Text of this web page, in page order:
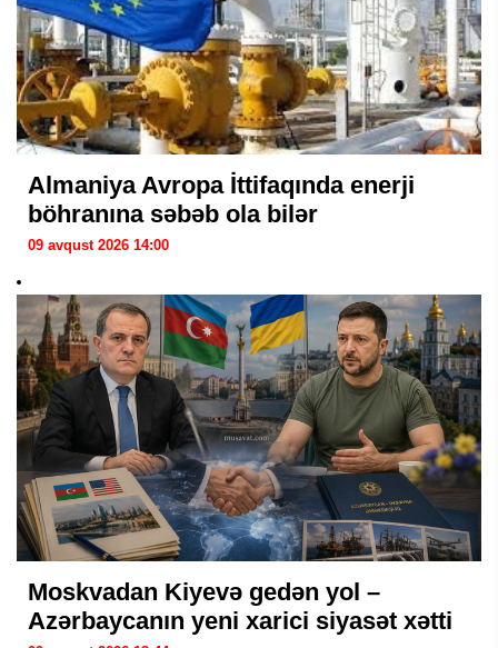
Almaniya Avropa İttifaqında enerji
böhranına səbəb ola bilər
09 avqust 2026 14:00
Moskvadan Kiyevə gedən yol –
Azərbaycanın yeni xarici siyasət xətti